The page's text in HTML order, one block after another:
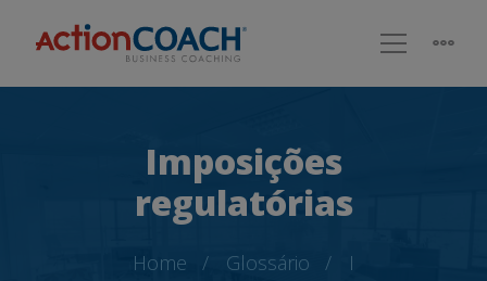
Imposições
regulatórias
Home Glossário
I